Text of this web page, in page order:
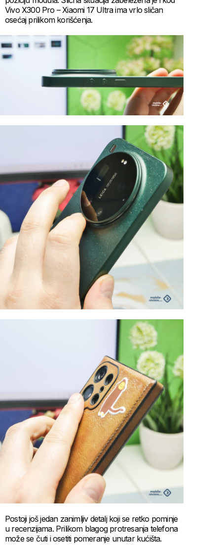
Vivo X300 Pro – Xiaomi 17 Ultra ima vrlo sličan
osećaj prilikom korišćenja.
Postoji još jedan zanimljiv detalj koji se retko pominje
u recenzijama. Prilikom blagog protresanja telefona
može se čuti i osetiti pomeranje unutar kućišta.